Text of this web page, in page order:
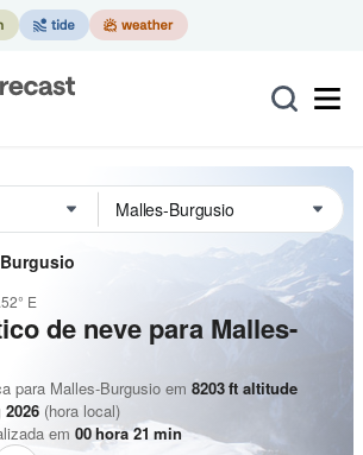
E
de neve para Malles-
para Malles-Burgusio em 8203ft altitude
2026 (hora local)
em 00hora21 min